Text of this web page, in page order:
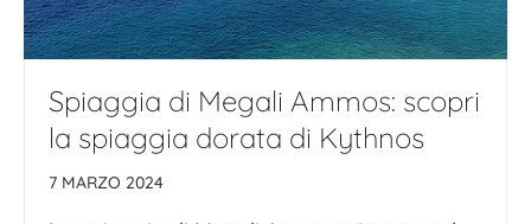
Spiaggia di Megali Ammos: scopri
la spiaggia dorata di Kythnos
7 MARZO 2024